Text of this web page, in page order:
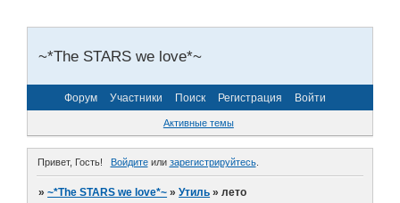
~*The STARS we love*~
Форум Участники Поиск Регистрация Войти
Активные темы
Привет, Гость! Войдитеили зарегистрируйтесь.
»~*The STARS we love*~ »Утиль »лето